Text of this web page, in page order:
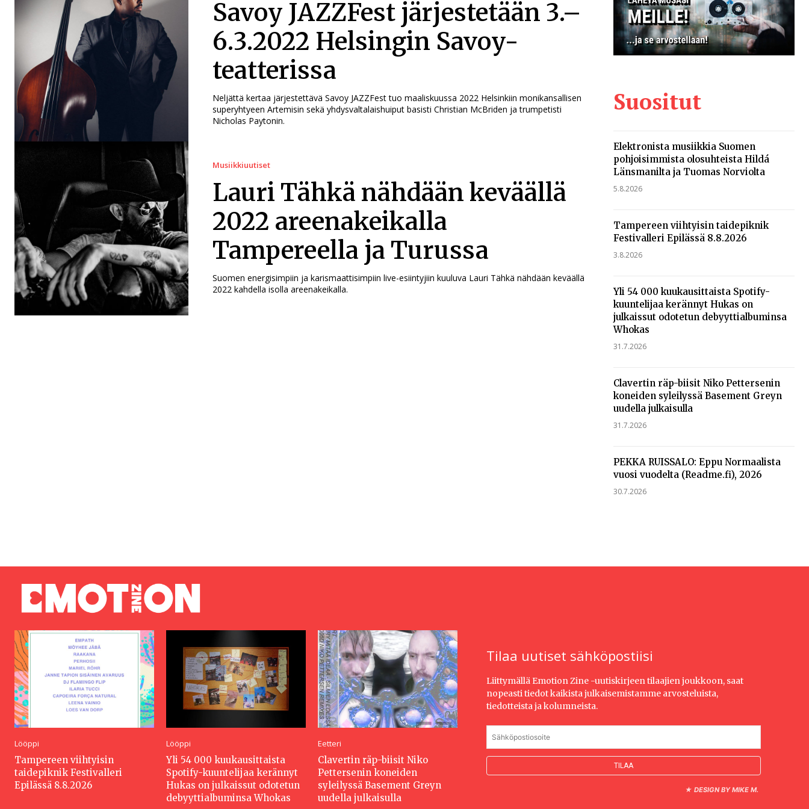
Savoy JAZZFest järjestetään 3.–
6.3.2022 Helsingin Savoy-
teatterissa
Neljättä kertaa järjestettävä Savoy JAZZFest tuo maaliskuussa 2022 Helsinkiin monikansallisen
superyhtyeen Artemisin sekä yhdysvaltalaishuiput basisti Christian McBriden ja trumpetisti
Nicholas Paytonin.
Musiikkiuutiset
Lauri Tähkä nähdään keväällä
2022 areenakeikalla
Tampereella ja Turussa
Suomen energisimpiin ja karismaattisimpiin live-esiintyjiin kuuluva Lauri Tähkä nähdään keväällä
2022 kahdella isolla areenakeikalla.
Suositut
Elektronista musiikkia Suomen
pohjoisimmista olosuhteista Hildá
Länsmanilta ja Tuomas Norviolta
5.8.2026
Tampereen viihtyisin taidepiknik
Festivalleri Epilässä 8.8.2026
3.8.2026
Yli 54 000 kuukausittaista Spotify-
kuuntelijaa kerännyt Hukas on
julkaissut odotetun debyyttialbuminsa
Whokas
31.7.2026
Clavertin räp-biisit Niko Pettersenin
koneiden syleilyssä Basement Greyn
uudella julkaisulla
31.7.2026
PEKKA RUISSALO: Eppu Normaalista
vuosi vuodelta (Readme.fi), 2026
30.7.2026
Lööppi
Tampereen viihtyisin
taidepiknik Festivalleri
Epilässä 8.8.2026
Lööppi
Yli 54 000 kuukausittaista
Spotify-kuuntelijaa kerännyt
Hukas on julkaissut odotetun
debyyttialbuminsa Whokas
Eetteri
Clavertin räp-biisit Niko
Pettersenin koneiden
syleilyssä Basement Greyn
uudella julkaisulla
Tilaa uutiset sähköpostiisi
Liittymällä Emotion Zine -uutiskirjeen tilaajien joukkoon, saat
nopeasti tiedot kaikista julkaisemistamme arvosteluista,
tiedotteista ja kolumneista.
★ DESIGN BY MIKE M.